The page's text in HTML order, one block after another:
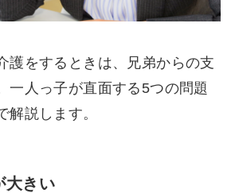
護をするときは、兄弟からの支
一人っ子が直面する5つの問題
解説します。
大きい